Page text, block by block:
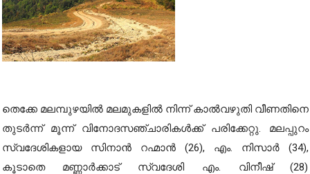
തെക്കേ മലമ്പുഴയിൽ മലമുകളിൽ നിന്ന് കാൽവഴുതി വീണതിനെ
തുടർന്ന് മൂന്ന് വിനോദസഞ്ചാരികൾക്ക് പരിക്കേറ്റു. മലപ്പുറം
സ്വദേശികളായ സിനാൻ റഹ്മാൻ (26), എം. നിസാർ (34),
കൂടാതെ മണ്ണാർക്കാട് സ്വദേശി എം. വിനീഷ് (28)